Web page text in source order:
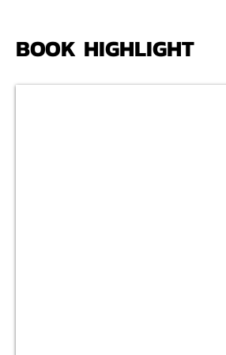
BOOK HIGHLIGHT